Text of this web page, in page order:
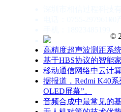
高精度超声波测距系
基于HBS协议的智能
移动通信网络中云计
据报道，Redmi K40
OLED屏幕”。
音频合成中最常见的
©